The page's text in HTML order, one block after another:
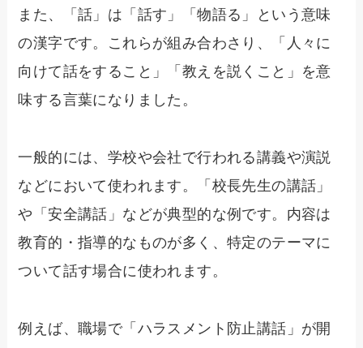
また、「話」は「話す」「物語る」という意味
の漢字です。これらが組み合わさり、「人々に
向けて話をすること」「教えを説くこと」を意
味する言葉になりました。
一般的には、学校や会社で行われる講義や演説
などにおいて使われます。「校長先生の講話」
や「安全講話」などが典型的な例です。内容は
教育的・指導的なものが多く、特定のテーマに
ついて話す場合に使われます。
例えば、職場で「ハラスメント防止講話」が開